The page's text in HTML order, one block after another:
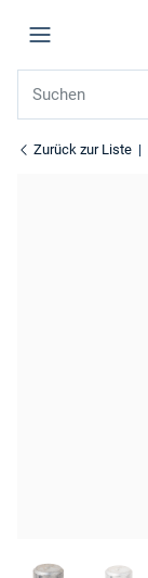
Zurück zur Liste